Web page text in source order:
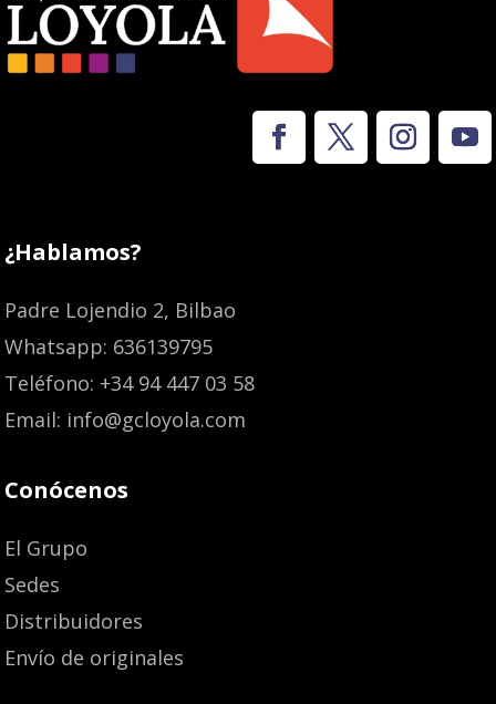
¿Hablamos?
Padre Lojendio 2, Bilbao
Whatsapp: 636139795
Teléfono: +34 94 447 03 58
Email: info@gcloyola.com
Conócenos
El Grupo
Sedes
Distribuidores
Envío de originales